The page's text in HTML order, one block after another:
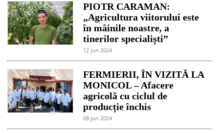
PIOTR CARAMAN:
„Agricultura viitorului este
în mâinile noastre, a
tinerilor specialiști”
12 jun 2024
FERMIERII, ÎN VIZITĂ LA
MONICOL – Afacere
agricolă cu ciclul de
producție închis
08 jun 2024